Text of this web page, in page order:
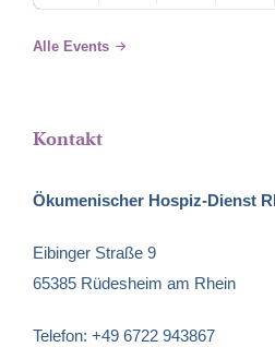
to
calendar
Alle Events
Kontakt
Ökumenischer Hospiz-Dienst
Eibinger Straße 9
65385 Rüdesheim am Rhein
Telefon: +49 6722 943867